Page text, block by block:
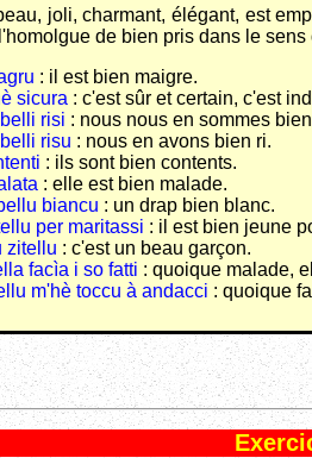
joli, charmant, élégant, est
de bien pris dans le sens
: il est bien maigre.
sicura : c'est sûr et certain, c'est
risi : nous nous en sommes
risu : nous en avons bien ri.
: ils sont bien contents.
: elle est bien malade.
biancu : un drap bien blanc.
per maritassi : il est bien jeune
zitellu : c'est un beau garçon.
facìa i so fatti : quoique malade,
m'hè toccu à andacci : quoique